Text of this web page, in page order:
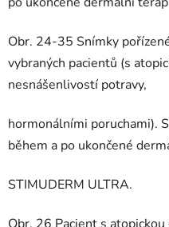
Obr. 24-35 Snímky
vybraných pacientů (s
nesnášenlivostí potravy,
hormonálními poruchami).
během a po ukončené
STIMUDERM ULTRA.